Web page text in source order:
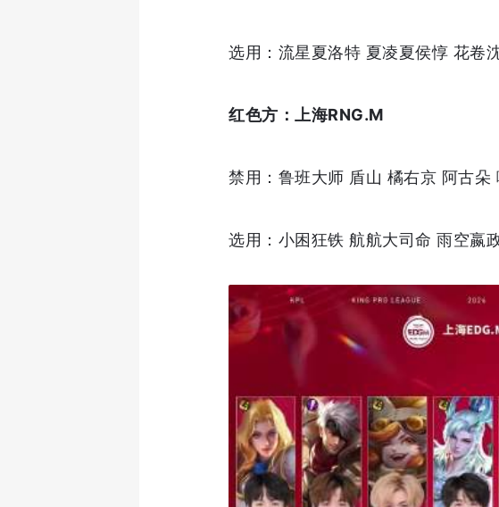
选用：流星夏洛特 夏凌夏侯惇 花卷
红色方：上海RNG.M
禁用：鲁班大师 盾山 橘右京 阿古朵
选用：小困狂铁 航航大司命 雨空嬴